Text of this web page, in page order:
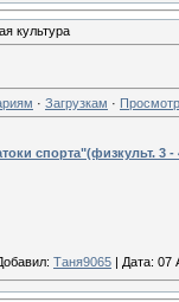
культура
· Загрузкам ·
спорта"(физкульт. 3 -
Таня9065 Дата: 07